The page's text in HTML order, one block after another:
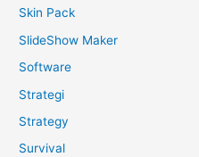
Skin Pack
SlideShow Maker
Software
Strategi
Strategy
Survival